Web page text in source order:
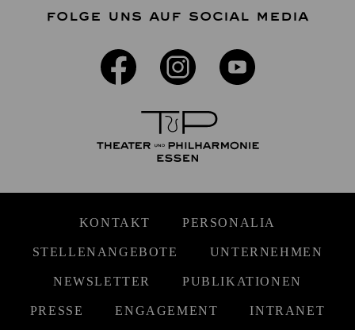
FOLGE UNS AUF SOCIAL MEDIA
KONTAKT PERSONALIA
STELLENANGEBOTE UNTERNEHMEN
NEWSLETTER PUBLIKATIONEN
PRESSE ENGAGEMENT INTRANET